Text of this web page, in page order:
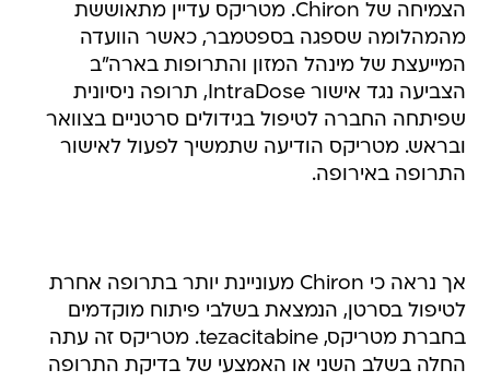
הצמיחה של Chiron. מטריקס עדיין מתאוששת
מהמהלומה שספגה בספטמבר, כאשר הוועדה
המייעצת של מינהל המזון והתרופות בארה"ב
הצביעה נגד אישור IntraDose, תרופה ניסיונית
שפיתחה החברה לטיפול בגידולים סרטניים בצוואר
ובראש. מטריקס הודיעה שתמשיך לפעול לאישור
התרופה באירופה.
אך נראה כי Chiron מעוניינת יותר בתרופה אחרת
לטיפול בסרטן, הנמצאת בשלבי פיתוח מוקדמים
בחברת מטריקס, tezacitabine. מטריקס זה עתה
החלה בשלב השני או האמצעי של בדיקת התרופה